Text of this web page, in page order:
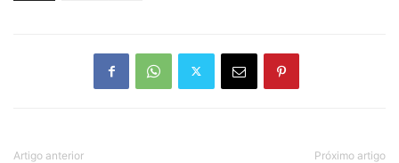
Artigo anterior Próximo artigo